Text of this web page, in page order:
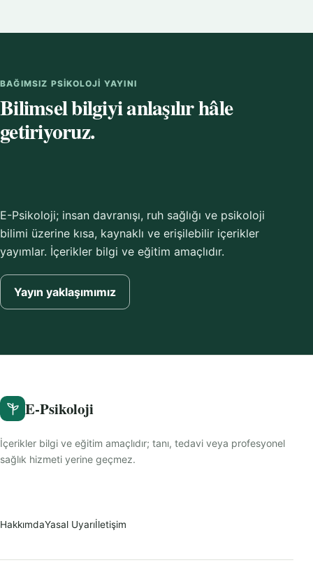
BAĞIMSIZ PSIKOLOJI YAYINI
Bilimsel bilgiyi anlaşılır hâle
getiriyoruz.
E-Psikoloji; insan davranışı, ruh sağlığı ve psikoloji
bilimi üzerine kısa, kaynaklı ve erişilebilir içerikler
yayımlar. İçerikler bilgi ve eğitim amaçlıdır.
Yayın yaklaşımımız
E-Psikoloji
İçerikler bilgi ve eğitim amaçlıdır; tanı, tedavi veya profesyonel
sağlık hizmeti yerine geçmez.
HakkımdaYasal Uyarıİletişim